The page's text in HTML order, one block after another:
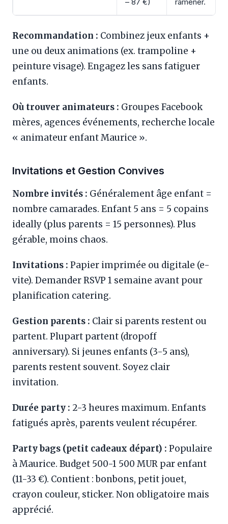
Recommandation : Combinez jeux enfants +
une ou deux animations (ex. trampoline +
peinture visage). Engagez les sans fatiguer
enfants.
Où trouver animateurs : Groupes Facebook
mères, agences événements, recherche locale
« animateur enfant Maurice ».
Invitations et Gestion Convives
Nombre invités : Généralement âge enfant =
nombre camarades. Enfant 5 ans = 5 copains
ideally (plus parents = 15 personnes). Plus
gérable, moins chaos.
Invitations : Papier imprimée ou digitale (e-
vite). Demander RSVP 1 semaine avant pour
planification catering.
Gestion parents : Clair si parents restent ou
partent. Plupart partent (dropoff
anniversary). Si jeunes enfants (3-5 ans),
parents restent souvent. Soyez clair
invitation.
Durée party : 2-3 heures maximum. Enfants
fatigués après, parents veulent récupérer.
Party bags (petit cadeaux départ) : Populaire
à Maurice. Budget 500-1 500 MUR par enfant
(11-33 €). Contient : bonbons, petit jouet,
crayon couleur, sticker. Non obligatoire mais
apprécié.